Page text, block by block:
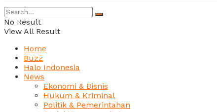
No Result
View All Result
Home
Buzz
Halo Indonesia
News
Ekonomi & Bisnis
Hukum & Kriminal
Politik & Pemerintahan